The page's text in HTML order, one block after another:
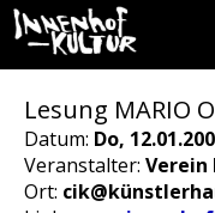
Lesung MARIO
Datum: Do,
Veranstalter:
Ort: